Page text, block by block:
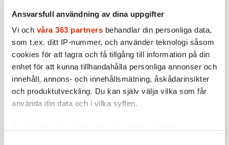
Ansvarsfull användning av dina uppgifter
Vi och våra 363 partners behandlar din personliga data,
som t.ex. ditt IP-nummer, och använder teknologi såsom
cookies för att lagra och få tillgång till information på din
enhet för att kunna tillhandahålla personliga annonser och
innehåll, annons- och innehållsmätning, åskådarinsikter
och produktutveckling. Du kan själv välja vilka som får
använda din data och i vilka syften.
Hur ska det gå till och kommer han kunna
leverera knockout i valrörelsens sista rond?
När Fokus träffar Martin Borgs på en
parkbänk i Almedalen är han öppen om hur
Moderaterna resonerar. Det finns ingen panik
i rösten, trots opinionsundersökningar som
länge pekat åt fel håll.
– Även om man kan tro det när man läser en